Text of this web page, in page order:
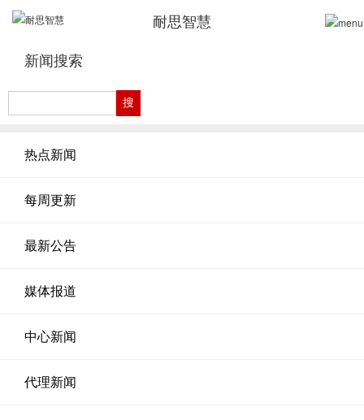
耐思智慧
新闻搜索
热点新闻
每周更新
最新公告
媒体报道
中心新闻
代理新闻